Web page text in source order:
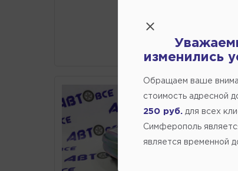
изменились
Обращаем ваше
стоимость адресной
250 руб. для всех
Симферополь
является временной